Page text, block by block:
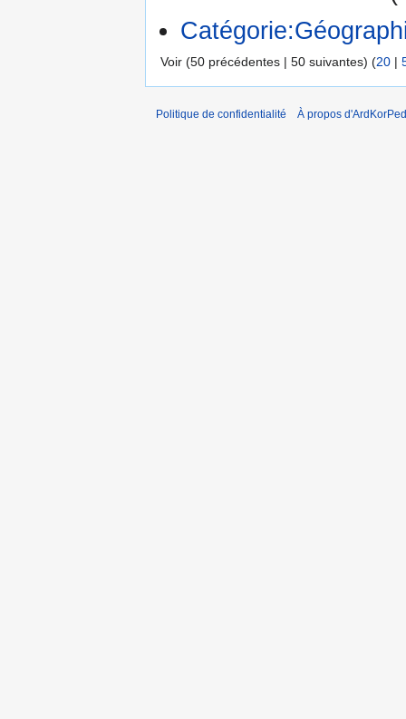
Voir (50 précédentes | 50 suivantes) (20 |
Politique de confidentialité À propos